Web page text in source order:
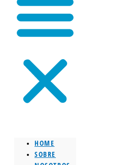
HOME
SOBRE